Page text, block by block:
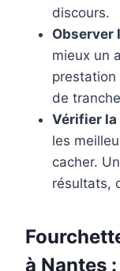
discours.
Observer
mieux un
prestation
de
Vérifier
les
cacher.
résultats,
à Nantes :